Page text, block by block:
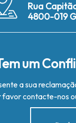
Rua
4800-019
um
a sua
favor contacte-nos